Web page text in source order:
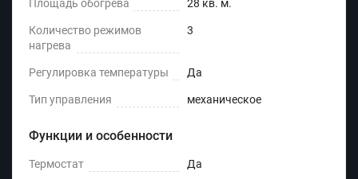
Площадь обогрева 28 кв. м.
Количество режимов
нагрева
3
Регулировка температуры Да
Тип управления механическое
Функции и особенности
Термостат Да